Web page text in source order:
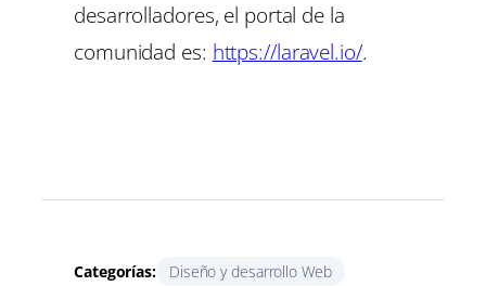
desarrolladores, el portal de la
comunidad es: https://laravel.io/.
Categorías: Diseño y desarrollo Web